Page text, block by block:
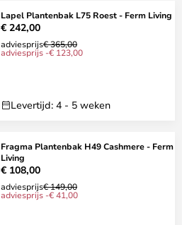
Lapel Plantenbak L75 Roest - Ferm Living
€ 242,00
adviesprijs€ 365,00
adviesprijs -€ 123,00
Levertijd: 4 - 5 weken
Fragma Plantenbak H49 Cashmere - Ferm
Living
€ 108,00
adviesprijs€ 149,00
adviesprijs -€ 41,00